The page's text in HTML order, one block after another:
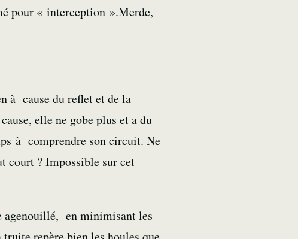
pour « interception ».Merde,
à cause du reflet et de la
elle ne gobe plus et a du
à comprendre son circuit. Ne
court ? Impossible sur cet
agenouillé, en minimisant les